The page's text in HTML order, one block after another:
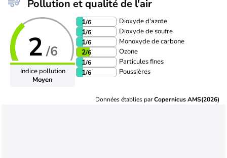
Pollution et qualité de l'air
2 /6
Indice pollution
Moyen
1/6 Dioxyde d'azote
1/6 Dioxyde de soufre
1/6 Monoxyde de carbone
2/6 Ozone
1/6 Particules fines
1/6 Poussières
Données établies parCopernicus AMS(2026)